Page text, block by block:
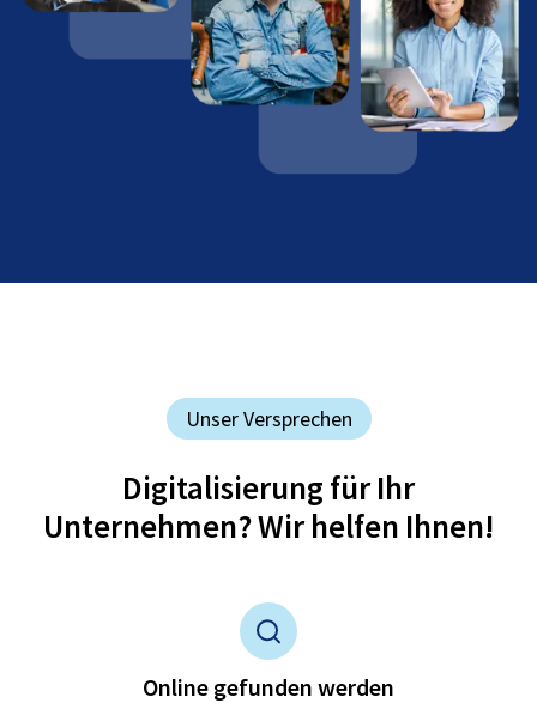
Unser Versprechen
Digitalisierung für Ihr
Unternehmen? Wir helfen Ihnen!
Online gefunden werden